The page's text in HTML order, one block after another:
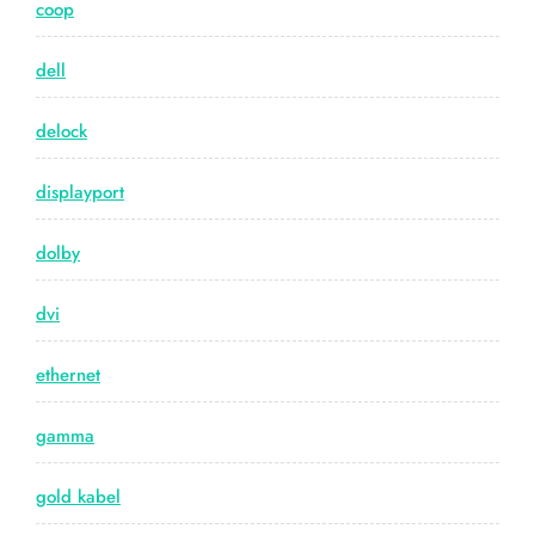
coop
dell
delock
displayport
dolby
dvi
ethernet
gamma
gold kabel